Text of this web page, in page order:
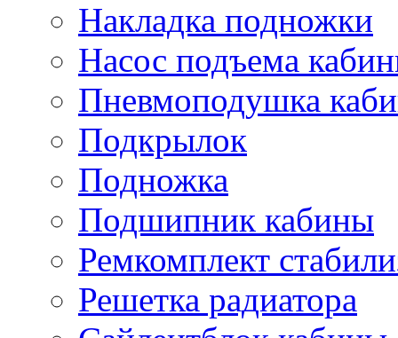
Накладка подножки
Насос подъема
Пневмоподушка
Подкрылок
Подножка
Подшипник кабины
Ремкомплект
Решетка радиатора